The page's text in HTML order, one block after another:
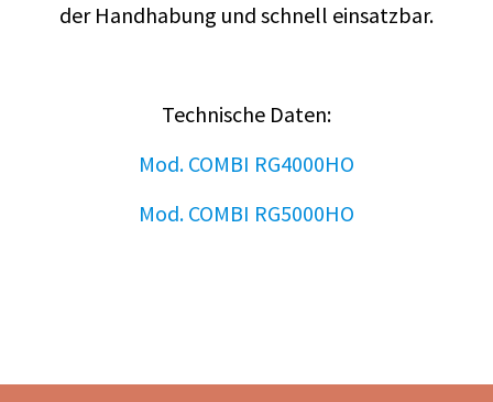
der Handhabung und schnell einsatzbar.
Technische Daten:
Mod. COMBI RG4000HO
Mod. COMBI RG5000HO